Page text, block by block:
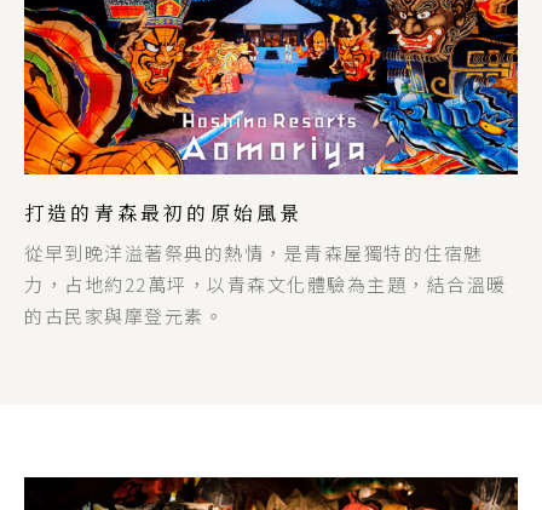
打造的青森最初的原始風景
從早到晚洋溢著祭典的熱情，是青森屋獨特的住宿魅
力，占地約22萬坪，以青森文化體驗為主題，結合溫暖
的古民家與摩登元素。